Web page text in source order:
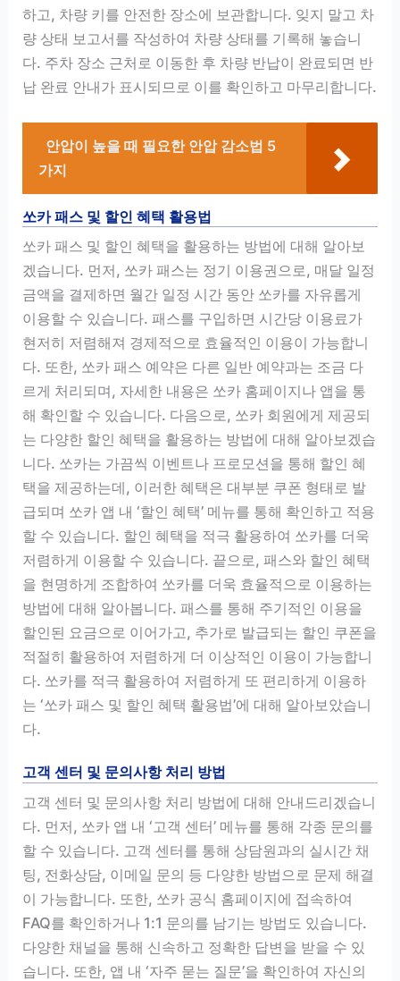
하고, 차량 키를 안전한 장소에 보관합니다. 잊지 말고 차
량 상태 보고서를 작성하여 차량 상태를 기록해 놓습니
다. 주차 장소 근처로 이동한 후 차량 반납이 완료되면 반
납 완료 안내가 표시되므로 이를 확인하고 마무리합니다.
안압이 높을 때 필요한 안압 감소법 5
가지
쏘카 패스 및 할인 혜택 활용법
쏘카 패스 및 할인 혜택을 활용하는 방법에 대해 알아보
겠습니다. 먼저, 쏘카 패스는 정기 이용권으로, 매달 일정
금액을 결제하면 월간 일정 시간 동안 쏘카를 자유롭게
이용할 수 있습니다. 패스를 구입하면 시간당 이용료가
현저히 저렴해져 경제적으로 효율적인 이용이 가능합니
다. 또한, 쏘카 패스 예약은 다른 일반 예약과는 조금 다
르게 처리되며, 자세한 내용은 쏘카 홈페이지나 앱을 통
해 확인할 수 있습니다. 다음으로, 쏘카 회원에게 제공되
는 다양한 할인 혜택을 활용하는 방법에 대해 알아보겠습
니다. 쏘카는 가끔씩 이벤트나 프로모션을 통해 할인 혜
택을 제공하는데, 이러한 혜택은 대부분 쿠폰 형태로 발
급되며 쏘카 앱 내 ‘할인 혜택’ 메뉴를 통해 확인하고 적용
할 수 있습니다. 할인 혜택을 적극 활용하여 쏘카를 더욱
저렴하게 이용할 수 있습니다. 끝으로, 패스와 할인 혜택
을 현명하게 조합하여 쏘카를 더욱 효율적으로 이용하는
방법에 대해 알아봅니다. 패스를 통해 주기적인 이용을
할인된 요금으로 이어가고, 추가로 발급되는 할인 쿠폰을
적절히 활용하여 저렴하게 더 이상적인 이용이 가능합니
다. 쏘카를 적극 활용하여 저렴하게 또 편리하게 이용하
는 ‘쏘카 패스 및 할인 혜택 활용법’에 대해 알아보았습니
다.
고객 센터 및 문의사항 처리 방법
고객 센터 및 문의사항 처리 방법에 대해 안내드리겠습니
다. 먼저, 쏘카 앱 내 ‘고객 센터’ 메뉴를 통해 각종 문의를
할 수 있습니다. 고객 센터를 통해 상담원과의 실시간 채
팅, 전화상담, 이메일 문의 등 다양한 방법으로 문제 해결
이 가능합니다. 또한, 쏘카 공식 홈페이지에 접속하여
FAQ를 확인하거나 1:1 문의를 남기는 방법도 있습니다.
다양한 채널을 통해 신속하고 정확한 답변을 받을 수 있
습니다. 또한, 앱 내 ‘자주 묻는 질문’을 확인하여 자신의